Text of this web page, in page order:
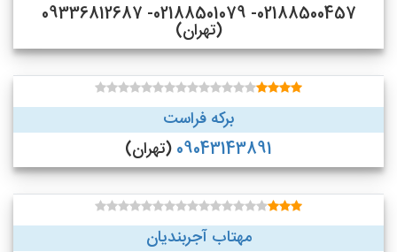
02188500457- 02188501079- 09336812687
(تهران)
برکه فراست
09043143891 (تهران)
مهتاب آجربندیان